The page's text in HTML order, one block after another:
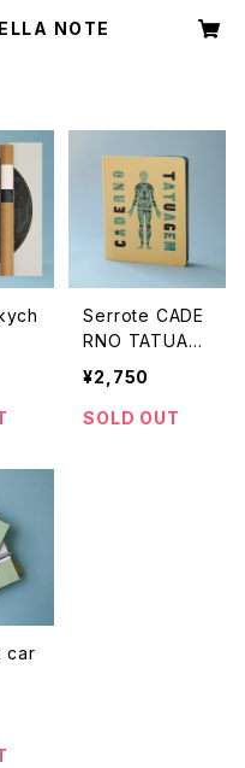
NOTE
Serrote CADE
RNO TATUAG
EM
¥2,750
SOLD OUT
car